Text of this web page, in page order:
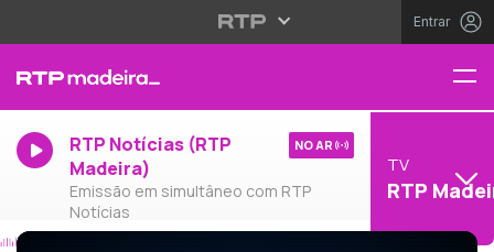
Entrar
RTP Notícias (RTP
Madeira)
Emissão em simultâneo com RTP
Notícias
NO AR
TV
RTP